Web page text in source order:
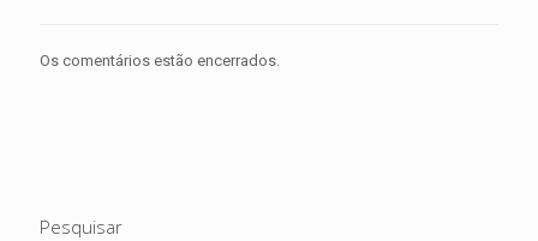
Os comentários estão encerrados.
Pesquisar